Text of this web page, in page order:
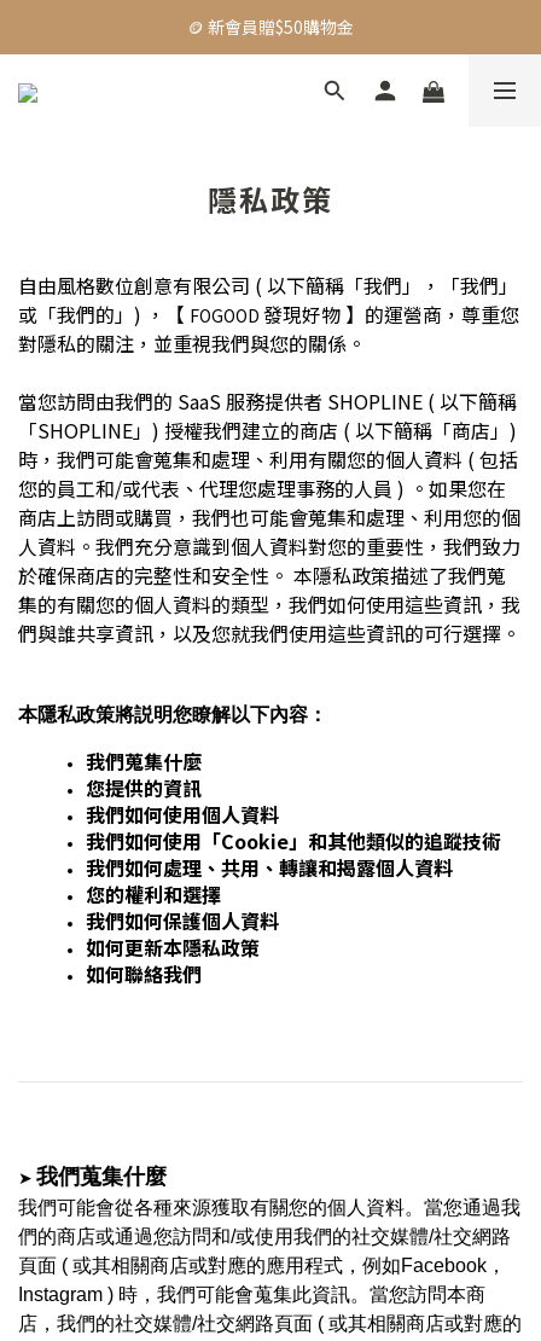
🪙 新會員贈$50購物金
🪙 新會員贈$50購物金
🚛 全館限時$999免運
🪙 新會員贈$50購物金
隱私政策
自由風格數位創意有限公司 ( 以下簡稱「我們」，「我們」
或「我們的」) ，【 FOGOOD 發現好物 】的運營商，尊重您
對隱私的關注，並重視我們與您的關係。
當您訪問由我們的 SaaS 服務提供者 SHOPLINE ( 以下簡稱
「SHOPLINE」) 授權我們建立的商店 ( 以下簡稱「商店」)
時，我們可能會蒐集和處理、利用有關您的個人資料 ( 包括
您的員工和/或代表、代理您處理事務的人員 ) 。如果您在
商店上訪問或購買，我們也可能會蒐集和處理、利用您的個
人資料。我們充分意識到個人資料對您的重要性，我們致力
於確保商店的完整性和安全性。 本隱私政策描述了我們蒐
集的有關您的個人資料的類型，我們如何使用這些資訊，我
們與誰共享資訊，以及您就我們使用這些資訊的可行選擇。
本隱私政策將説明您瞭解以下內容：
我們蒐集什麼
您提供的資訊
我們如何使用個人資料
我們如何使用「Cookie」和其他類似的追蹤技術
我們如何處理、共用、轉讓和揭露個人資料
您的權利和選擇
我們如何保護個人資料
如何更新本隱私政策
如何聯絡我們
➤ 我們蒐集什麼
我們可能會從各種來源獲取有關您的個人資料。當您通過我
們的商店或通過您訪問和/或使用我們的社交媒體/社交網路
頁面 ( 或其相關商店或對應的應用程式，例如Facebook，
Instagram ) 時，我們可能會蒐集此資訊。 當您訪問本商
店，我們的社交媒體/社交網路頁面 ( 或其相關商店或對應的